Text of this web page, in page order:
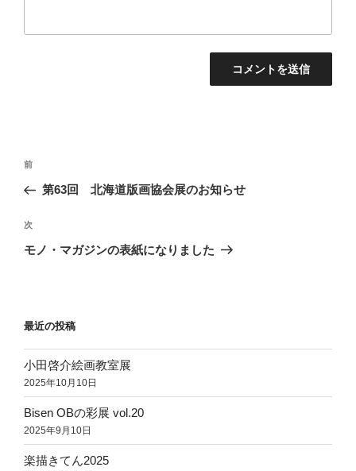
投
ナ
ビ
ゲ
ン
前
の
稿
前
第63回 北海道版画協会展のお知らせ
次
の
次
モノ・マガジンの表紙になりました
最近の投稿
小田啓介絵画教室展
2025年10月10日
Bisen OBの彩展 vol.20
2025年9月10日
楽描きてん2025